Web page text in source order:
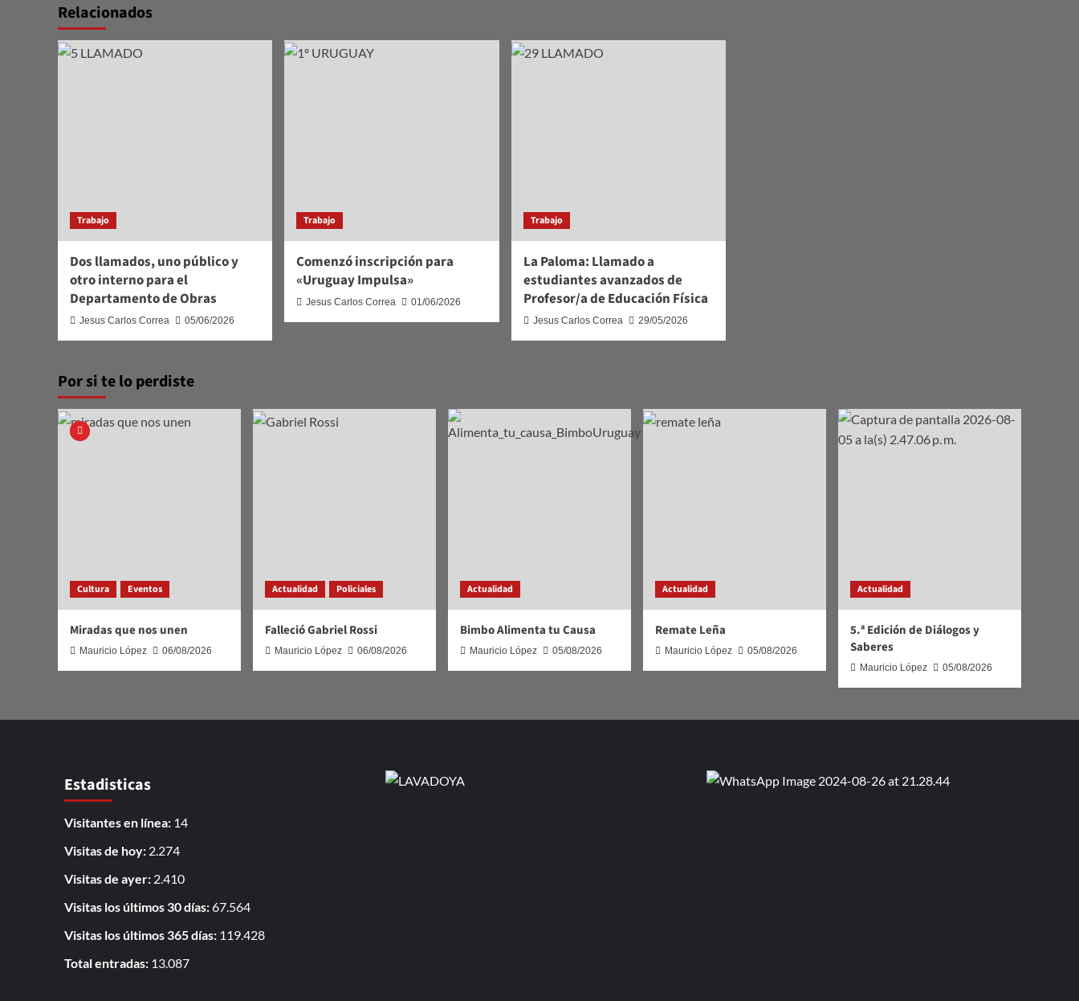
Relacionados
Trabajo
Dos llamados, uno público y
otro interno para el
Departamento de Obras
Jesus Carlos Correa 05/06/2026
Trabajo
Comenzó inscripción para
«Uruguay Impulsa»
Jesus Carlos Correa 01/06/2026
Trabajo
La Paloma: Llamado a
estudiantes avanzados de
Profesor/a de Educación Física
Jesus Carlos Correa 29/05/2026
Por si te lo perdiste
Cultura Eventos
Miradas que nos unen
Mauricio López 06/08/2026
Actualidad Policiales
Falleció Gabriel Rossi
Mauricio López 06/08/2026
Actualidad
Bimbo Alimenta tu Causa
Mauricio López 05/08/2026
Actualidad
Remate Leña
Mauricio López 05/08/2026
Actualidad
5.ª Edición de Diálogos y
Saberes
Mauricio López 05/08/2026
Estadisticas
Visitantes en línea: 14
Visitas de hoy: 2.274
Visitas de ayer: 2.410
Visitas los últimos 30 días:67.564
Visitas los últimos 365 días: 119.428
Total entradas: 13.087